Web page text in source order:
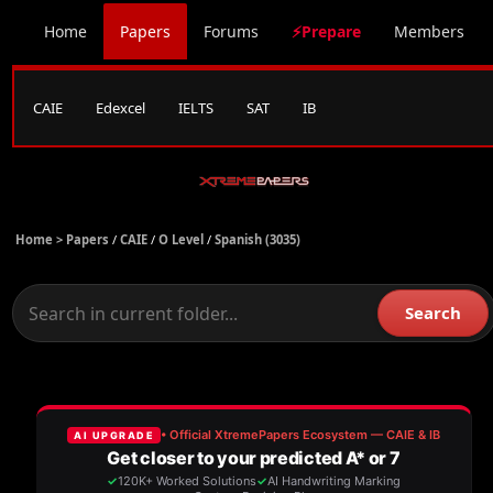
Home Papers Forums ⚡Prepare Members
CAIE Edexcel IELTS SAT IB
Home > Papers / CAIE / O Level / Spanish (3035)
Search